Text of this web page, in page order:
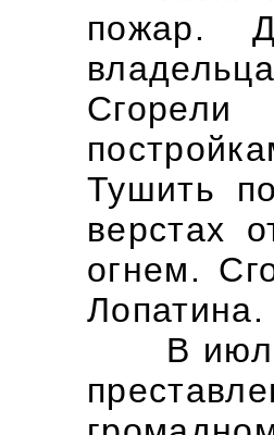
пожар.
Тушить
верстах
огнем.
Лопатина.
В июле